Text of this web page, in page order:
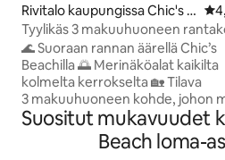
Rivitalo kaupungissa Chic's B
each
Tyylikäs 3 makuuhuoneen
merenrannalla, terassilta on
🌊 Suoraan rannan äärellä Chic’s
Beachilla 🌅 Merinäköalat kaikilta
kolmelta kerrokselta 🏡 Tilava
3 makuuhuoneen kohde, johon
jopa 8 henkilöä 🛏️ King-vuode,
Queen-vuodetta ja kerrossänky,
yhden hengen vuode
Suositut mukavuudet
Beach loma-